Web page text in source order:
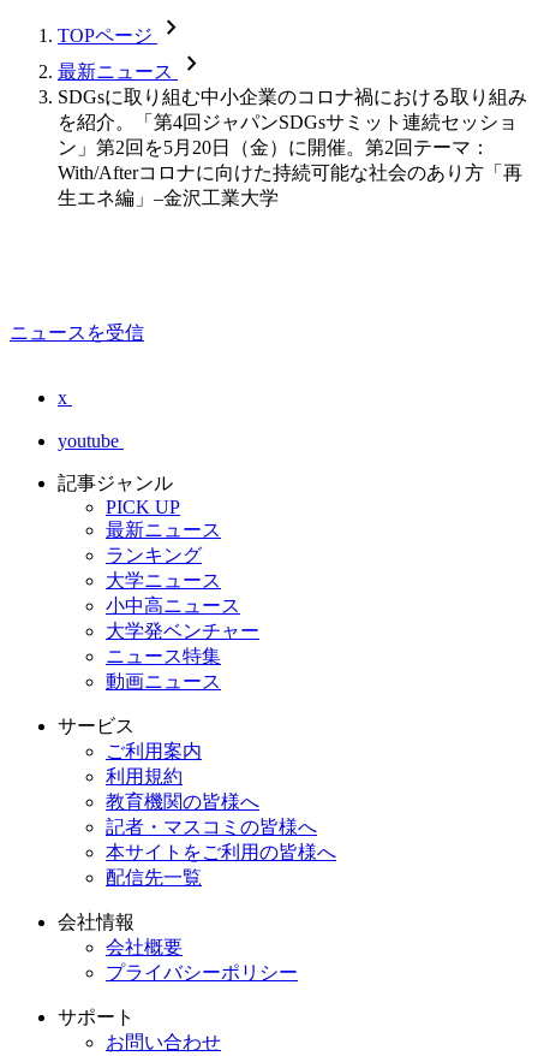
TOPページ chevron_forward
最新ニュース chevron_forward
SDGsに取り組む中小企業のコロナ禍における取り組み
を紹介。「第4回ジャパンSDGsサミット連続セッショ
ン」第2回を5月20日（金）に開催。第2回テーマ：
With/Afterコロナに向けた持続可能な社会のあり方「再
生エネ編」–金沢工業大学
ニュースを受信
x
youtube
記事ジャンル
PICK UP
最新ニュース
ランキング
大学ニュース
小中高ニュース
大学発ベンチャー
ニュース特集
動画ニュース
サービス
ご利用案内
利用規約
教育機関の皆様へ
記者・マスコミの皆様へ
本サイトをご利用の皆様へ
配信先一覧
会社情報
会社概要
プライバシーポリシー
サポート
お問い合わせ